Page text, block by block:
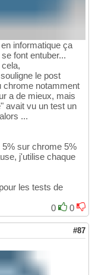
informatique ça
font entuber...
le post
chrome notamment
a de mieux, mais
avait vu un test un
...
sur chrome 5%
j'utilise chaque
les tests de
0
0
#87